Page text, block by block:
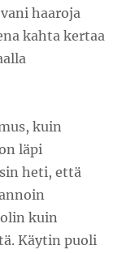
haaroja
kahta kertaa
kuin
läpi
heti, että
kuin
Käytin puoli